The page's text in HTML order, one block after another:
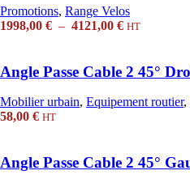
Promotions, Range Velos
1998,00 € – 4121,00 €Plage
1998,00 €
à
4121,00 €
HT
Angle Passe Cable 2 45°
Mobilier urbain, Equipement routier,
58,00 € HT
Angle Passe Cable 2 45°